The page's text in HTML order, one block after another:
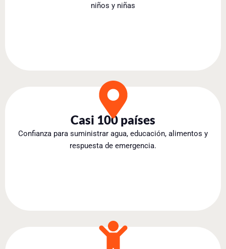
niños y niñas
Casi 100 países
Confianza para suministrar agua, educación, alimentos y
respuesta de emergencia.